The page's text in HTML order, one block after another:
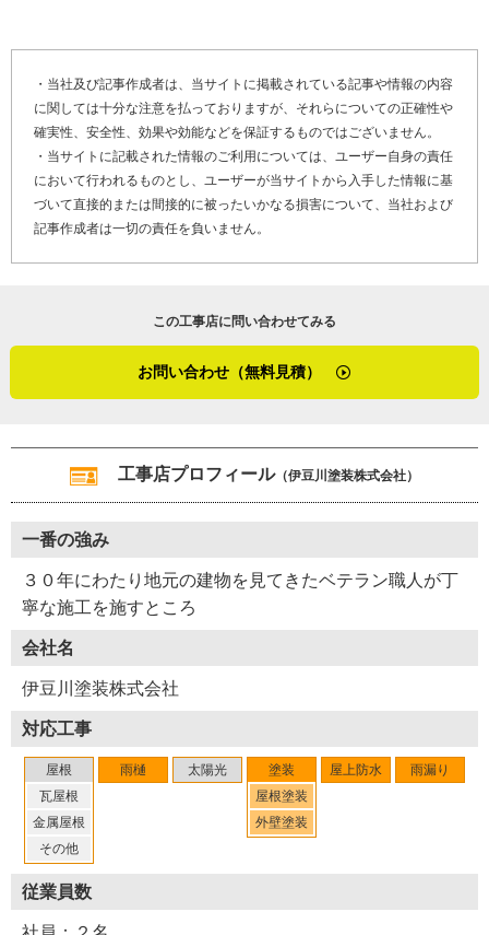
工事店番号 Y22-AZM
・当社及び記事作成者は、当サイトに掲載されている記事や情報の内容
に関しては十分な注意を払っておりますが、それらについての正確性や
確実性、安全性、効果や効能などを保証するものではございません。
・当サイトに記載された情報のご利用については、ユーザー自身の責任
において行われるものとし、ユーザーが当サイトから入手した情報に基
づいて直接的または間接的に被ったいかなる損害について、当社および
記事作成者は一切の責任を負いません。
この工事店に問い合わせてみる
お問い合わせ（無料見積）
工事店プロフィール（伊豆川塗装株式会社）
一番の強み
３０年にわたり地元の建物を見てきたベテラン職人が丁
寧な施工を施すところ
会社名
伊豆川塗装株式会社
対応工事
屋根
瓦屋根
金属屋根
その他
雨樋 太陽光
塗装
屋根塗装
外壁塗装
屋上防水 雨漏り
従業員数